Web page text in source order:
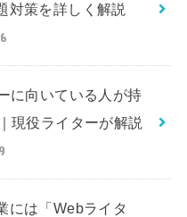
対策を詳しく解説
に向いている人が持
現役ライターが解説
には「Webライタ